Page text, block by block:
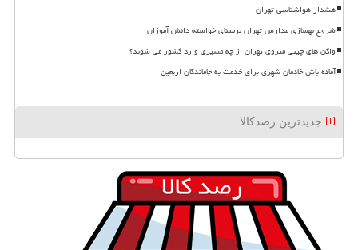
هشدار هواشناسی تهران
شروع بهسازی مدارس تهران برمبنای خواسته دانش آموزان
واگن های چینی متروی تهران از چه مسیری وارد کشور می شوند؟
آماده باش خادمان شهری برای خدمت به جاماندگان اربعین
جدیدترین رصدکالا